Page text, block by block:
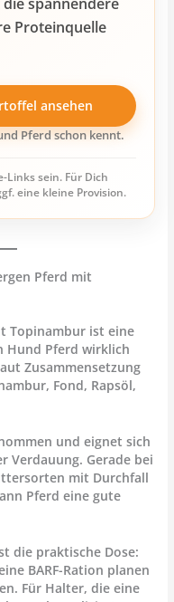
Proteinquelle
ansehen
Pferd schon kennt.
Links sein. Für Dich
eine kleine Provision.
Pferd mit
Topinambur ist eine
Hund Pferd wirklich
Zusammensetzung
Fond, Rapsöl,
und eignet sich
Verdauung. Gerade bei
mit Durchfall
Pferd eine gute
die praktische Dose:
BARF-Ration planen
Für Halter, die eine